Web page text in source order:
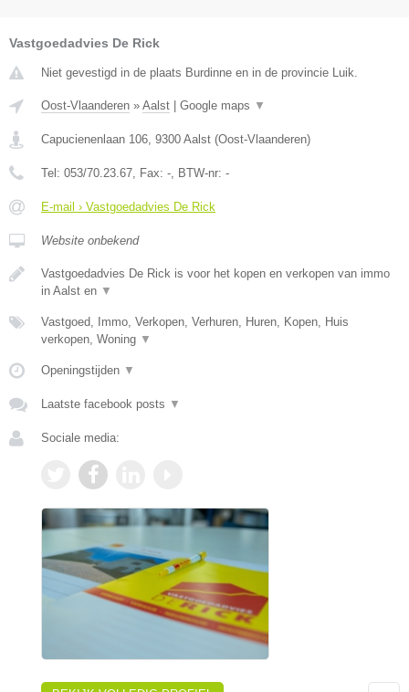
Vastgoedadvies De Rick
Niet gevestigd in de plaats Burdinne en in de provincie Luik.
Oost-Vlaanderen » Aalst Google maps ▼
Capucienenlaan 106 9300 Aalst (Oost-Vlaanderen)
Tel: 053/70.23.67 , Fax: - , BTW-nr: -
E-mail › Vastgoedadvies De Rick
Website onbekend
Vastgoedadvies De Rick is voor het kopen en verkopen van immo
in Aalst en ▼
Vastgoed, Immo, Verkopen, Verhuren, Huren, Kopen, Huis
verkopen, Woning ▼
Openingstijden ▼
Laatste facebook posts ▼
Sociale media: